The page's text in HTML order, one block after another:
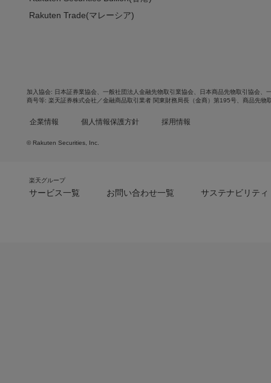
Rakuten Trade(マレーシア)
加入協会 日本証券業協会 一般社団法人金融先物取引業協会 日本商品先物取引協会
商号等
楽天証券株式会社／金融商品取引業者 関東財務局長（金商）第195号、商品先物
企業情報 個人情報保護方針 採用情報
© Rakuten Securities, Inc.
楽天グループ
サービス一覧 お問い合わせ一覧 サステナビリティ